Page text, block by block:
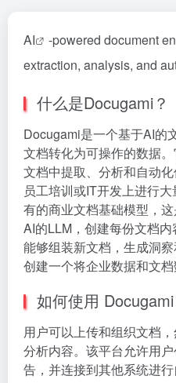
AI
-powered document
extraction, analysis, and
什么是Docugami？
Docugami是一个基于AI的
文档转化为可操作的数据
文档中提取、分析和自动化
员工培训或IT开发上进行
有的商业文档基础模型，
AI的LLM，创建每份文档
能够组装新文档，生成洞
创建一个将企业数据和文档
如何使用 Docugami
用户可以上传和组织文档
分析内容。该平台允许用
告，并连接到其他系统进行